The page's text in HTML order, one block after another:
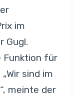
im
Gugl.
Funktion für
sind im
meinte der